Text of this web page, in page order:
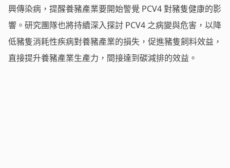
興傳染病，提醒養豬產業要開始警覺 PCV4 對豬隻健康的影
響。研究團隊也將持續深入探討 PCV4 之病變與危害，以降
低豬隻消耗性疾病對養豬產業的損失，促進豬隻飼料效益，
直接提升養豬產業生產力，間接達到碳減排的效益。